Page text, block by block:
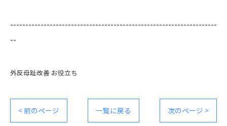
--------------------------------------------------------------------
--
外反母趾改善 お役立ち
< 前のページ 一覧に戻る 次のページ >